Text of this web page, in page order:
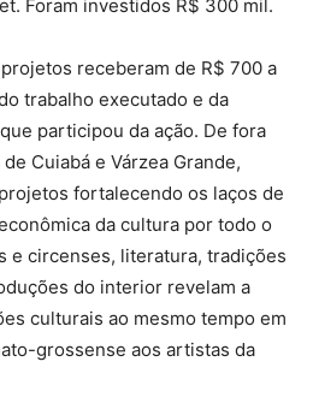
Foram investidos R$ 300 mil.
receberam de R$ 700 a
trabalho executado e da
participou da ação. De fora
Cuiabá e Várzea Grande,
fortalecendo os laços de
da cultura por todo o
e circenses, literatura, tradições
do interior revelam a
culturais ao mesmo tempo em
grossense aos artistas da